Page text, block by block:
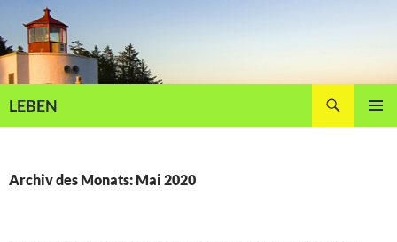
Inhalt
springen
LEBEN
Archiv des Monats: Mai 2020